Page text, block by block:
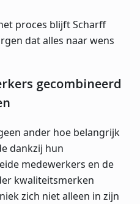
proces blijft Scharff
dat alles naar wens
gecombineerd
ander hoe belangrijk
dankzij hun
medewerkers en de
kwaliteitsmerken
zich niet alleen in zijn